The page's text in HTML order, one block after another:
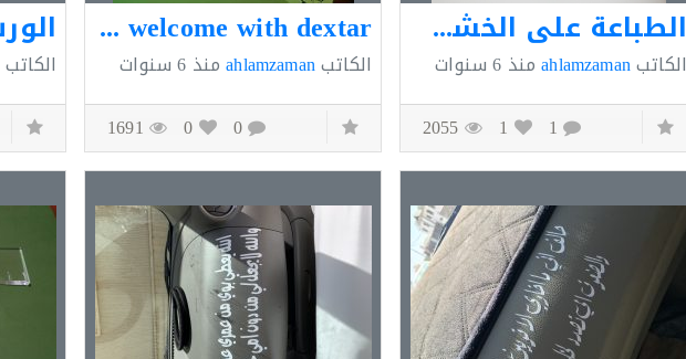
الطباعة على الخشب (ثانوية نورة الجبر )
الكاتبahlamzaman منذ 6 سنوات
1
welcome with dextar (ثانوية نورة الجبر)
الكاتبahlamzaman منذ 6 سنوات
0
الكاتب